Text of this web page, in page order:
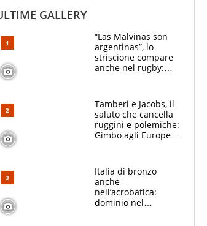
GALLERY
“Las Malvinas son
argentinas”, lo
striscione compare
anche nel rugby:
un caso
Tamberi e Jacobs, il
saluto che cancella
ruggini e polemiche:
Gimbo agli Europei
Italia di bronzo
anche
nell’acrobatica:
dominio nel